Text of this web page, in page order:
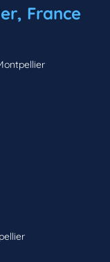
France